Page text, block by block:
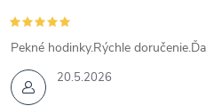
20.5.2026
Pekné hodinky.Rýchle